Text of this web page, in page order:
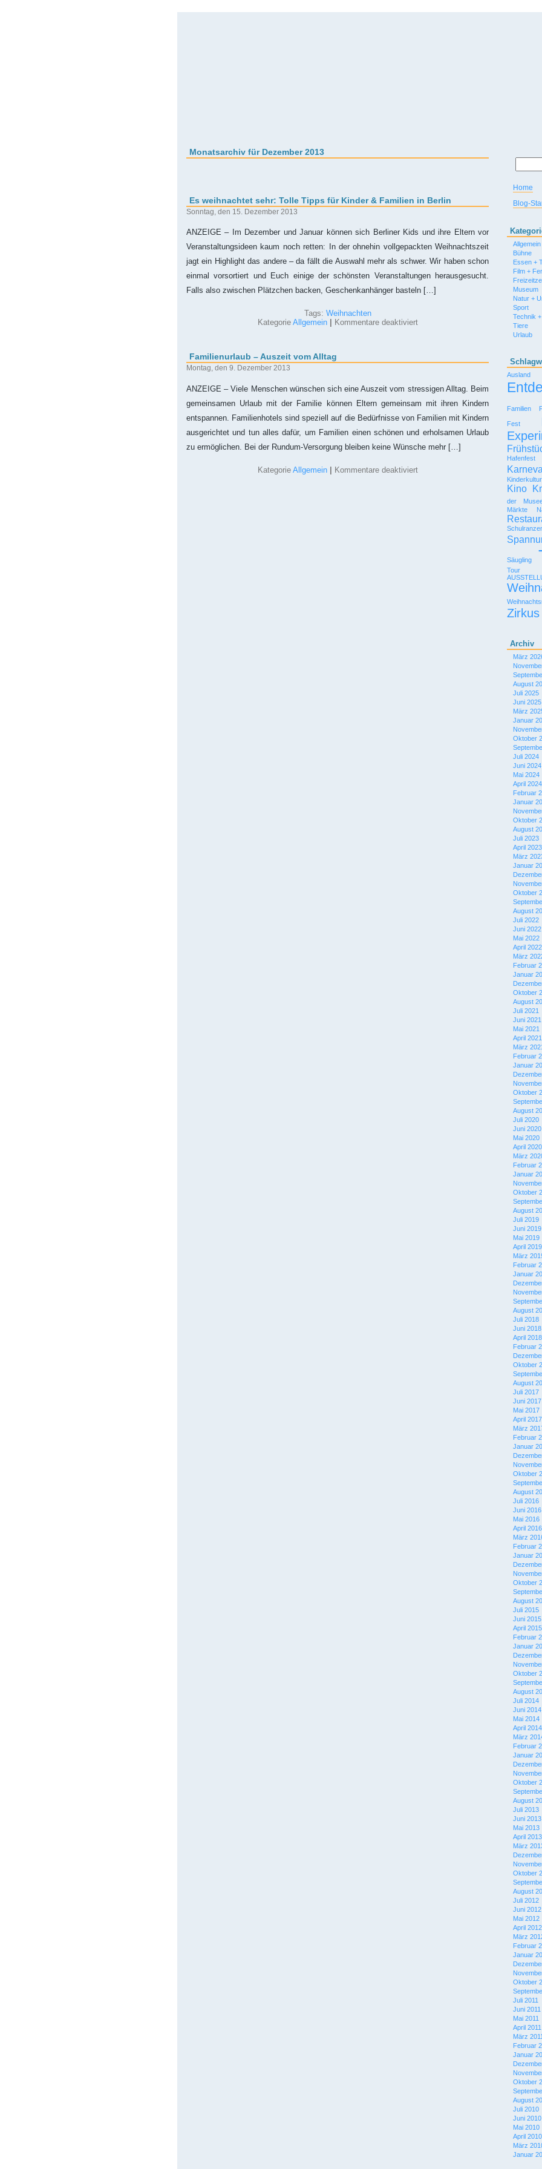
Monatsarchiv für Dezember 2013
Es weihnachtet sehr: Tolle Tipps für Kinder & Familien in Berlin
Sonntag, den 15. Dezember 2013
ANZEIGE – Im Dezember und Januar können sich Berliner Kids und ihre Eltern vor
Veranstaltungsideen kaum noch retten: In der ohnehin vollgepackten Weihnachtszeit
jagt ein Highlight das andere – da fällt die Auswahl mehr als schwer. Wir haben schon
einmal vorsortiert und Euch einige der schönsten Veranstaltungen herausgesucht.
Falls also zwischen Plätzchen backen, Geschenkanhänger basteln […]
Tags: Weihnachten
Kategorie Allgemein Kommentare deaktiviertfür
Kinder
&
Familien
in
Berlin
Familienurlaub – Auszeit vom Alltag
Montag, den 9. Dezember 2013
ANZEIGE – Viele Menschen wünschen sich eine Auszeit vom stressigen Alltag. Beim
gemeinsamen Urlaub mit der Familie können Eltern gemeinsam mit ihren Kindern
entspannen. Familienhotels sind speziell auf die Bedürfnisse von Familien mit Kindern
ausgerichtet und tun alles dafür, um Familien einen schönen und erholsamen Urlaub
zu ermöglichen. Bei der Rundum-Versorgung bleiben keine Wünsche mehr […]
Kategorie Allgemein Kommentare deaktiviertfür
Home
Blog-
Allgemein
Bühne
Essen +
Film +
Museum
Natur +
Sport
Technik
Tiere
Urlaub
Ausland
Familien
Fest
Hafenfest
Kino
der
Märkte
Säugling
Tour
Zirkus
Archiv
März
August
Juli 2025
Juni 2025
März
Januar
Oktober
Juli 2024
Juni 2024
Mai 2024
April 2024
Februar
Januar
Oktober
August
Juli 2023
April 2023
März
Januar
Oktober
August
Juli 2022
Juni 2022
Mai 2022
April 2022
März
Februar
Januar
Oktober
August
Juli 2021
Juni 2021
Mai 2021
April 2021
März
Februar
Januar
Oktober
August
Juli 2020
Juni 2020
Mai 2020
April 2020
März
Februar
Januar
Oktober
August
Juli 2019
Juni 2019
Mai 2019
April 2019
März
Februar
Januar
August
Juli 2018
Juni 2018
April 2018
Februar
Oktober
August
Juli 2017
Juni 2017
Mai 2017
April 2017
März
Februar
Januar
Oktober
August
Juli 2016
Juni 2016
Mai 2016
April 2016
März
Februar
Januar
Oktober
August
Juli 2015
Juni 2015
April 2015
Februar
Januar
Oktober
August
Juli 2014
Juni 2014
Mai 2014
April 2014
März
Februar
Januar
Oktober
August
Juli 2013
Juni 2013
Mai 2013
April 2013
März
Oktober
August
Juli 2012
Juni 2012
Mai 2012
April 2012
März
Februar
Januar
Oktober
Juli 2011
Juni 2011
Mai 2011
April 2011
März 2011
Februar
Januar
Oktober
August
Juli 2010
Juni 2010
Mai 2010
April 2010
März
Januar